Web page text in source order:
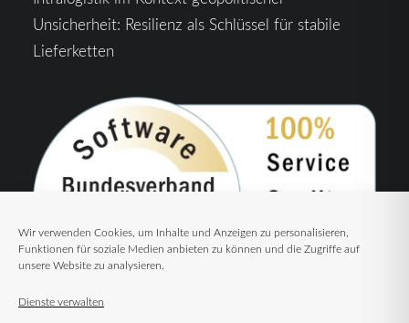
Wir verwenden Cookies, um Inhalte und Anzeigen zu personalisieren,
Funktionen für soziale Medien anbieten zu können und die Zugriffe auf
unsere Website zu analysieren.
Dienste verwalten
Unsicherheit: Resilienz als Schlüssel für stabile
Lieferketten